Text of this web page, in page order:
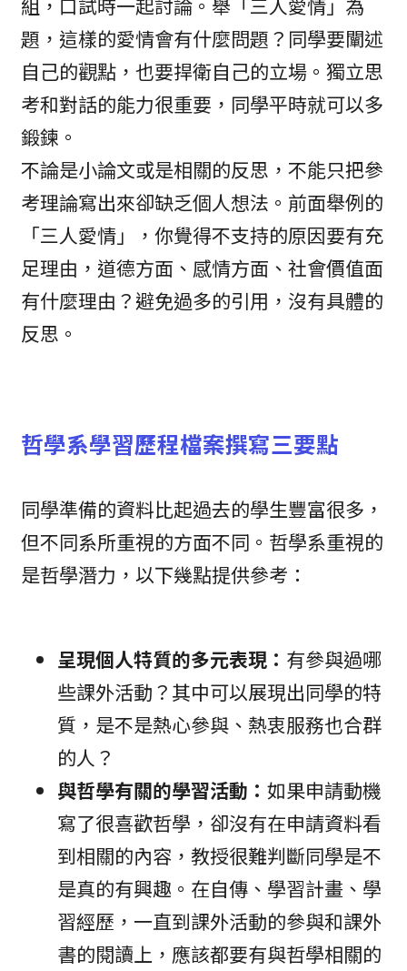
題，這樣的愛情會有什麼問題？同學要闡述
自己的觀點，也要捍衛自己的立場。獨立思
考和對話的能力很重要，同學平時就可以多
鍛鍊。
不論是小論文或是相關的反思，不能只把參
考理論寫出來卻缺乏個人想法。前面舉例的
「三人愛情」，你覺得不支持的原因要有充
足理由，道德方面、感情方面、社會價值面
有什麼理由？避免過多的引用，沒有具體的
反思。
哲學系學習歷程檔案撰寫三要點
同學準備的資料比起過去的學生豐富很多，
但不同系所重視的方面不同。哲學系重視的
是哲學潛力，以下幾點提供參考：
呈現個人特質的多元表現： 有參與過哪
些課外活動？其中可以展現出同學的特
質，是不是熱心參與、熱衷服務也合群
的人？
與哲學有關的學習活動： 如果申請動機
寫了很喜歡哲學，卻沒有在申請資料看
到相關的內容，教授很難判斷同學是不
是真的有興趣。在自傳、學習計畫、學
習經歷，一直到課外活動的參與和課外
書的閱讀上，應該都要有與哲學相關的